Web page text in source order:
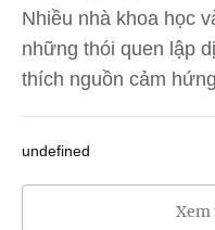
Nhiều nhà khoa học
những thói quen lập
thích nguồn cảm
undefined